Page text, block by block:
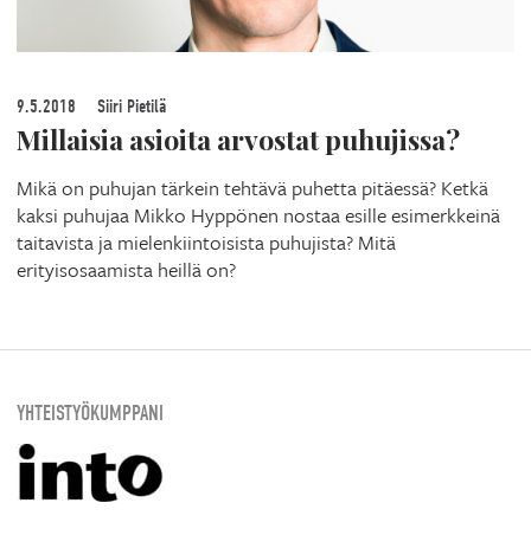
9.5.2018 Siiri Pietilä
Millaisia asioita arvostat puhujissa?
Mikä on puhujan tärkein tehtävä puhetta pitäessä? Ketkä
kaksi puhujaa Mikko Hyppönen nostaa esille esimerkkeinä
taitavista ja mielenkiintoisista puhujista? Mitä
erityisosaamista heillä on?
YHTEISTYÖKUMPPANI